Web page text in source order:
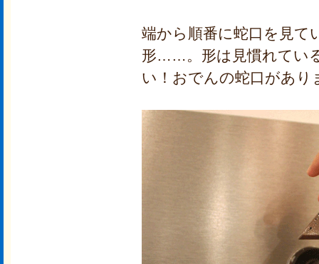
端から順番に蛇口を見て
形……。形は見慣れてい
い！おでんの蛇口があり